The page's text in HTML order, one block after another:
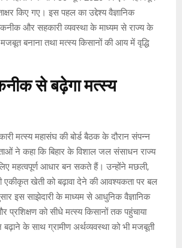
किए गए। इस पहल का उद्देश्य वैज्ञानिक
और सहकारी व्यवस्था के माध्यम से राज्य के
बनाना तथा मत्स्य किसानों की आय में वृद्धि
से बढ़ेगा मत्स्य
मत्स्य महासंघ की बोर्ड बैठक के दौरान संपन्न
ने कहा कि बिहार के विशाल जल संसाधन राज्य
महत्वपूर्ण आधार बन सकते हैं। उन्होंने मछली,
एकीकृत खेती को बढ़ावा देने की आवश्यकता पर बल
इस साझेदारी के माध्यम से आधुनिक वैज्ञानिक
को सीधे मत्स्य किसानों तक पहुंचाया
के साथ ग्रामीण अर्थव्यवस्था को भी मजबूती